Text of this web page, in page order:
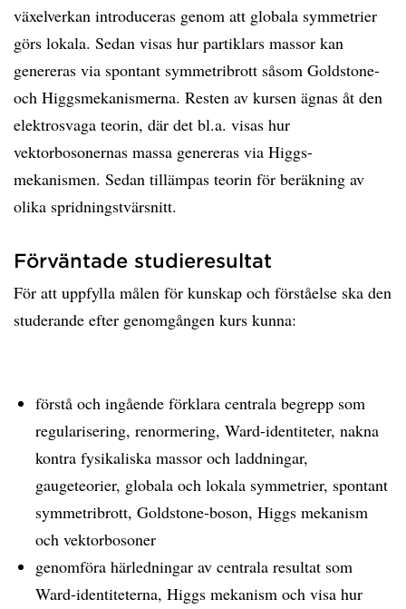
växelverkan introduceras genom att globala symmetrier
görs lokala. Sedan visas hur partiklars massor kan
genereras via spontant symmetribrott såsom Goldstone-
och Higgsmekanismerna. Resten av kursen ägnas åt den
elektrosvaga teorin, där det bl.a. visas hur
vektorbosonernas massa genereras via Higgs-
mekanismen. Sedan tillämpas teorin för beräkning av
olika spridningstvärsnitt.
Förväntade studieresultat
För att uppfylla målen för kunskap och förståelse ska den
studerande efter genomgången kurs kunna:
förstå och ingående förklara centrala begrepp som
regularisering, renormering, Ward-identiteter, nakna
kontra fysikaliska massor och laddningar,
gaugeteorier, globala och lokala symmetrier, spontant
symmetribrott, Goldstone-boson, Higgs mekanism
och vektorbosoner
genomföra härledningar av centrala resultat som
Ward-identiteterna, Higgs mekanism och visa hur